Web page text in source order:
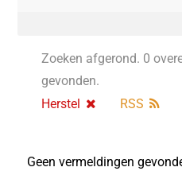
Zoeken afgerond. 0
gevonden.
Herstel
RSS
Geen vermeldingen